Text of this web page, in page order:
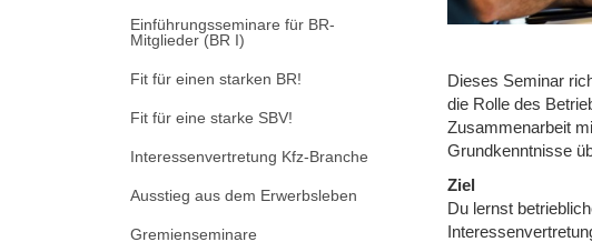
Einführungsseminare für BR-
Mitglieder (BR I)
Fit für einen starken BR!
Fit für eine starke SBV!
Interessenvertretung Kfz-Branche
Ausstieg aus dem Erwerbsleben
Gremienseminare
Dieses Seminar
die Rolle des
Zusammenarbeit
Grundkenntnisse
Ziel
Du lernst